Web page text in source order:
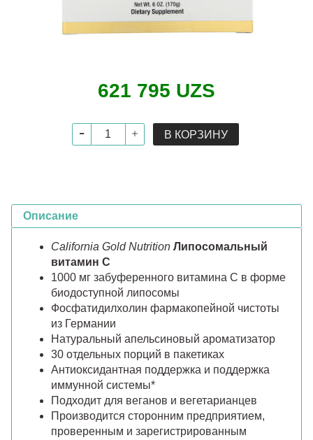
621 795 UZS
В КОРЗИНУ
Описание
California Gold Nutrition Липосомальный
витамин С
1000 мг забуференного витамина С в форме
биодоступной липосомы
Фосфатидилхолин фармакопейной чистоты
из Германии
Натуральный апельсиновый ароматизатор
30 отдельных порций в пакетиках
Антиоксидантная поддержка и поддержка
иммунной системы*
Подходит для веганов и вегетарианцев
Производится сторонним предприятием,
проверенным и зарегистрированным